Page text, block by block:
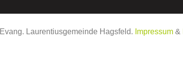
Evang. Laurentiusgemeinde Hagsfeld. Impressum &